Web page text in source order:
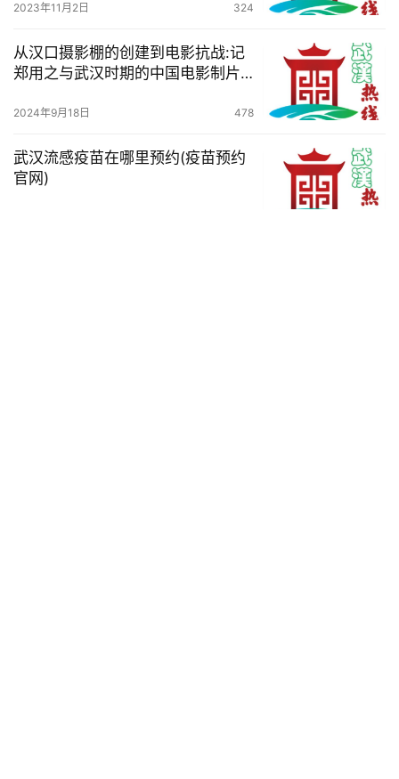
2023年11月2日 324
从汉口摄影棚的创建到电影抗战:记
郑用之与武汉时期的中国电影制片
2024年9月18日 478
武汉流感疫苗在哪里预约(疫苗预约
官网)